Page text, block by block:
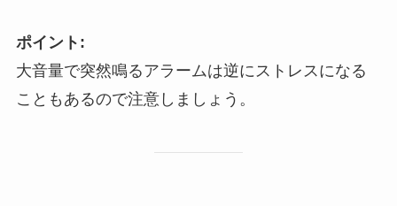
ポイント:
大音量で突然鳴るアラームは逆にストレスになる
こともあるので注意しましょう。